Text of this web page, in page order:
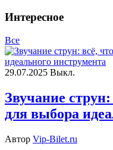
Интересное
Все
29.07.2025 Выкл.
Звучание
для выбора
Автор Vip-Bilet.ru